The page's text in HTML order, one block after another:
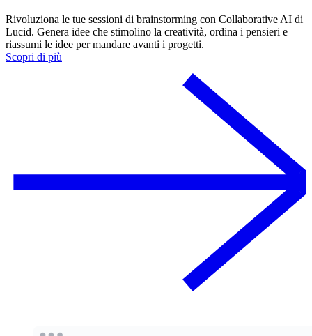
Rivoluziona le tue sessioni di brainstorming con Collaborative AI di
Lucid. Genera idee che stimolino la creatività, ordina i pensieri e
riassumi le idee per mandare avanti i progetti.
Scopri di più